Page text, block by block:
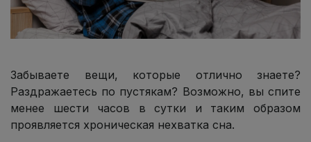
Забываете вещи, которые отлично знаете?
Раздражаетесь по пустякам? Возможно, вы спите
менее шести часов в сутки и таким образом
проявляется хроническая нехватка сна.